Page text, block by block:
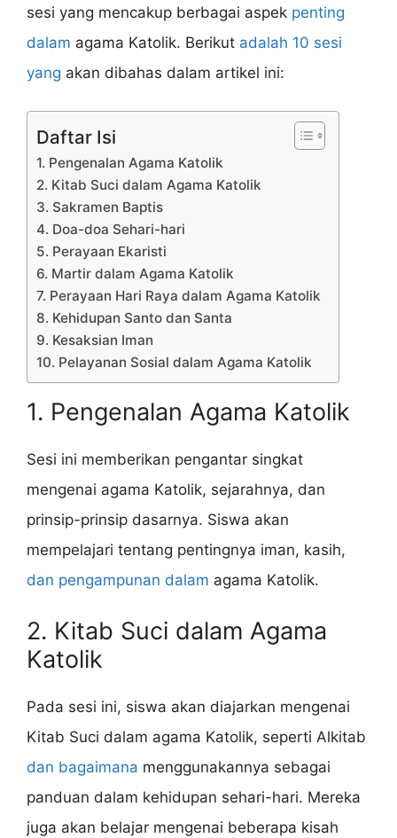
sesi yang mencakup berbagai aspek penting
dalam agama Katolik. Berikut adalah 10 sesi
yang akan dibahas dalam artikel ini:
Daftar Isi
1. Pengenalan Agama Katolik
2. Kitab Suci dalam Agama Katolik
3. Sakramen Baptis
4. Doa-doa Sehari-hari
5. Perayaan Ekaristi
6. Martir dalam Agama Katolik
7. Perayaan Hari Raya dalam Agama Katolik
8. Kehidupan Santo dan Santa
9. Kesaksian Iman
10. Pelayanan Sosial dalam Agama Katolik
1. Pengenalan Agama Katolik
Sesi ini memberikan pengantar singkat
mengenai agama Katolik, sejarahnya, dan
prinsip-prinsip dasarnya. Siswa akan
mempelajari tentang pentingnya iman, kasih,
dan pengampunan dalam agama Katolik.
2. Kitab Suci dalam Agama
Katolik
Pada sesi ini, siswa akan diajarkan mengenai
Kitab Suci dalam agama Katolik, seperti Alkitab
dan bagaimana menggunakannya sebagai
panduan dalam kehidupan sehari-hari. Mereka
juga akan belajar mengenai beberapa kisah